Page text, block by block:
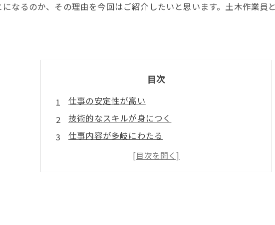
なるのか、その理由を今回はご紹介したいと思います。土木作業員
目次
仕事の安定性が高い
技術的なスキルが身につく
仕事内容が多岐にわたる
人手不足が続く配管工業界
将来性が期待できる